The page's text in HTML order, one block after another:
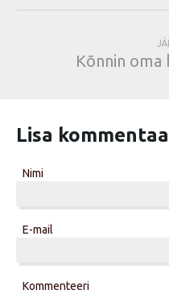
Kõnnin oma
Lisa
Nimi
E-mail
Kommenteeri